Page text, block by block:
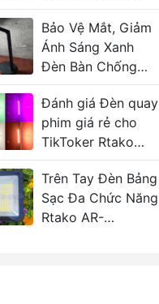
MotoM GS1704
Bảo Vệ Mắt, Giảm
Ánh Sáng Xanh
Đèn Bàn Chống
Cận Motom
GST008
Đánh giá Đèn quay
phim giá rẻ cho
TikToker Rtako
SL60S
Trên Tay Đèn Bảng
Sạc Đa Chức Năng
Rtako AR-
Đèn ngủ LED di
động TaoTronics
TT-DL23
590.000₫
Đèn bắt muỗi
thông minh
Baseus LV778
(ACMWD)
319.000₫ 480.000₫